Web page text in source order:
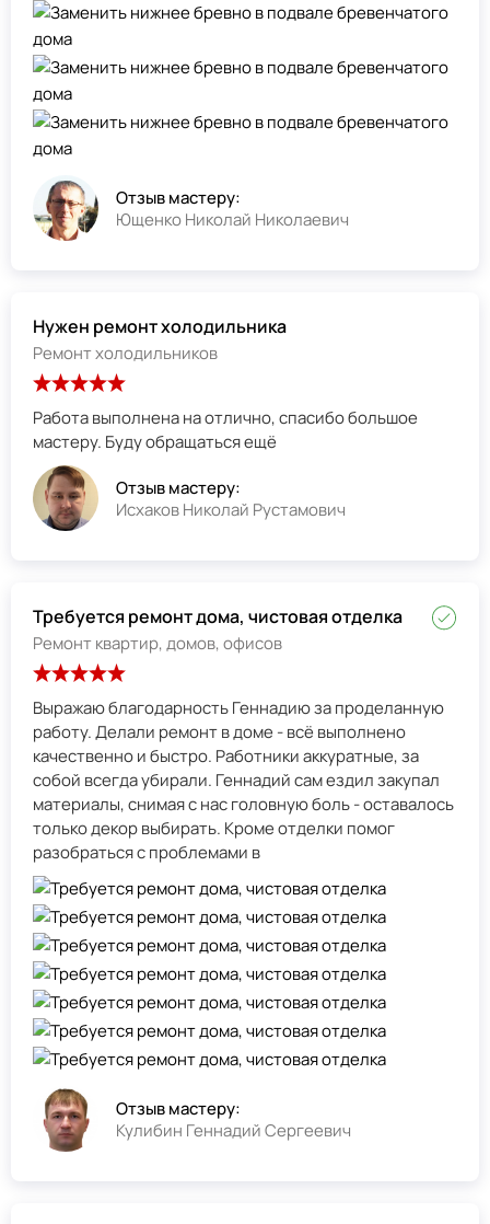
Отзыв мастеру:
Ющенко Николай Николаевич
Нужен ремонт холодильника
Ремонт холодильников
Работа выполнена на отлично, спасибо большое
мастеру. Буду обращаться ещё
Отзыв мастеру:
Исхаков Николай Рустамович
Требуется ремонт дома, чистовая отделка
Ремонт квартир, домов, офисов
Выражаю благодарность Геннадию за проделанную
работу. Делали ремонт в доме - всё выполнено
качественно и быстро. Работники аккуратные, за
собой всегда убирали. Геннадий сам ездил закупал
материалы, снимая с нас головную боль - оставалось
только декор выбирать. Кроме отделки помог
разобраться с проблемами в
Отзыв мастеру:
Кулибин Геннадий Сергеевич